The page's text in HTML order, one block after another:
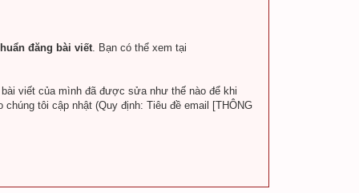
đăng bài viết. Bạn có thể xem tại
viết của mình đã được sửa như thế nào để khi
tôi cập nhật (Quy định: Tiêu đề email [THÔNG